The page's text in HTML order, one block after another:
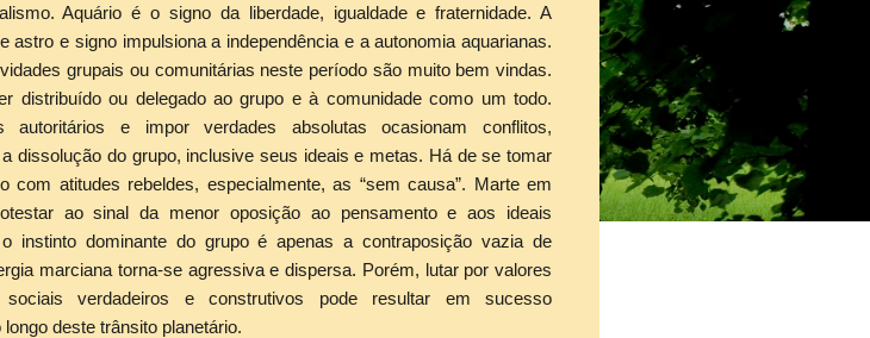
Aquário é o signo da liberdade, igualdade e fraternidade. A
astro e signo impulsiona a independência e a autonomia aquarianas.
grupais ou comunitárias neste período são muito bem vindas.
distribuído ou delegado ao grupo e à comunidade como um todo.
autoritários e impor verdades absolutas ocasionam conflitos,
dissolução do grupo, inclusive seus ideais e metas. Há de se tomar
com atitudes rebeldes, especialmente, as “sem causa”. Marte em
ao sinal da menor oposição ao pensamento e aos ideais
instinto dominante do grupo é apenas a contraposição vazia de
marciana torna-se agressiva e dispersa. Porém, lutar por valores
sociais verdadeiros e construtivos pode resultar em sucesso
deste trânsito planetário.